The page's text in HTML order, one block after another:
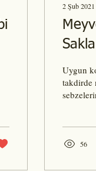
2 Şub 2021
Uygun
takdirde
56